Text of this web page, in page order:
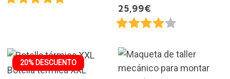
25,99€
20% DESCUENTO
Botella térmica XXL